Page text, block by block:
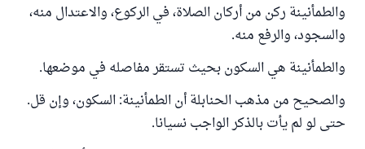
والطمأنينة ركن من أركان الصلاة، في الركوع، والاعتدال منه،
والسجود، والرفع منه.
والطمأنينة هي السكون بحيث تستقر مفاصله في موضعها.
والصحيح من مذهب الحنابلة أن الطمأنينة: السكون، وإن قل.
حتى لو لم يأت بالذكر الواجب نسيانا.